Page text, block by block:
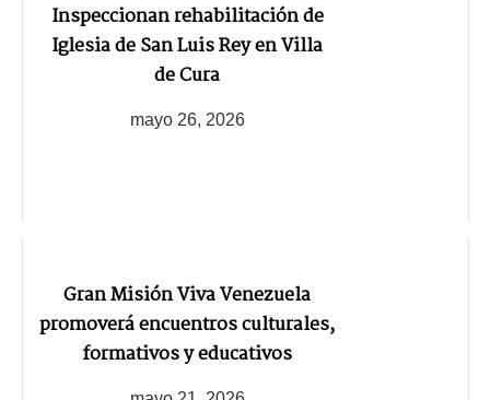
Inspeccionan rehabilitación de
Iglesia de San Luis Rey en Villa
de Cura
mayo 26, 2026
Gran Misión Viva Venezuela
promoverá encuentros culturales,
formativos y educativos